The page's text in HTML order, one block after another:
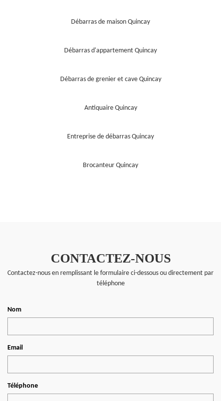
Débarras de maison Quincay
Débarras d'appartement Quincay
Débarras de grenier et cave Quincay
Antiquaire Quincay
Entreprise de débarras Quincay
Brocanteur Quincay
CONTACTEZ-NOUS
Contactez-nous en remplissant le formulaire ci-dessous ou directement par
téléphone
Nom
Email
Téléphone